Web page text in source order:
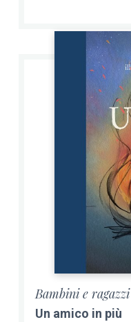
Bambini e ragazzi
Un amico in più